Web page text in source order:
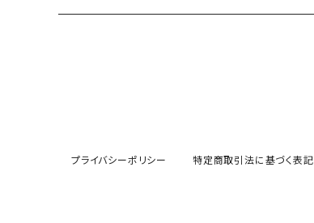
プライバシーポリシー 特定商取引法に基づく表記